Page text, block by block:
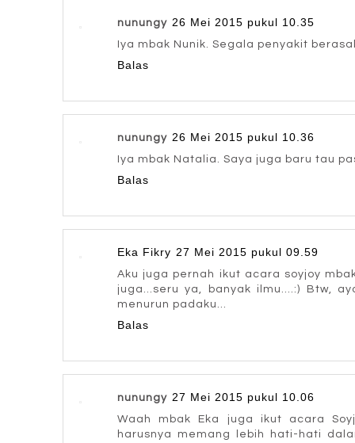
nunungy 26 Mei 2015 pukul 10.35
Iya mbak Nunik. Segala penyakit
Balas
nunungy 26 Mei 2015 pukul 10.36
Iya mbak Natalia. Saya juga baru tau
Balas
Eka Fikry 27 Mei 2015 pukul 09.59
Aku juga pernah ikut acara soyjoy
juga...seru ya, banyak ilmu....:) Btw,
menurun padaku...
Balas
nunungy 27 Mei 2015 pukul 10.06
Waah mbak Eka juga ikut acara
harusnya memang lebih hati-hati